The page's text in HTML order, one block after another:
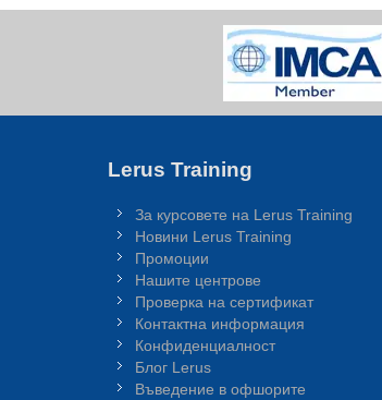
Lerus Training
За курсовете на Lerus Training
Новини Lerus Training
Промоции
Нашите центрове
Проверка на сертификат
Контактна информация
Конфиденциалност
Блог Lerus
Въведение в офшорите